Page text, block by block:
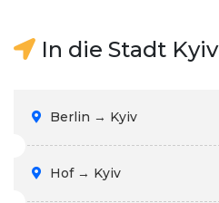
In die Stadt Kyiv
Berlin → Kyiv
Hof → Kyiv